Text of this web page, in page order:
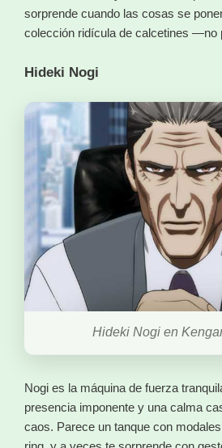
sorprende cuando las cosas se
colección ridícula de calcetines —no
Hideki Nogi
Hideki Nogi en
Nogi es la máquina de fuerza
presencia imponente y una calma
caos. Parece un tanque con